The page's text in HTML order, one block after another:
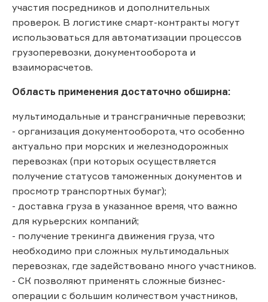
участия посредников и дополнительных
проверок. В логистике смарт-контракты могут
использоваться для автоматизации процессов
грузоперевозки, документооборота и
взаиморасчетов.
Область применения достаточно обширна:
мультимодальные и трансграничные перевозки;
- организация документооборота, что особенно
актуально при морских и железнодорожных
перевозках (при которых осуществляется
получение статусов таможенных документов и
просмотр транспортных бумаг);
- доставка груза в указанное время, что важно
для курьерских компаний;
- получение трекинга движения груза, что
необходимо при сложных мультимодальных
перевозках, где задействовано много участников.
- СК позволяют применять сложные бизнес-
операции с большим количеством участников,